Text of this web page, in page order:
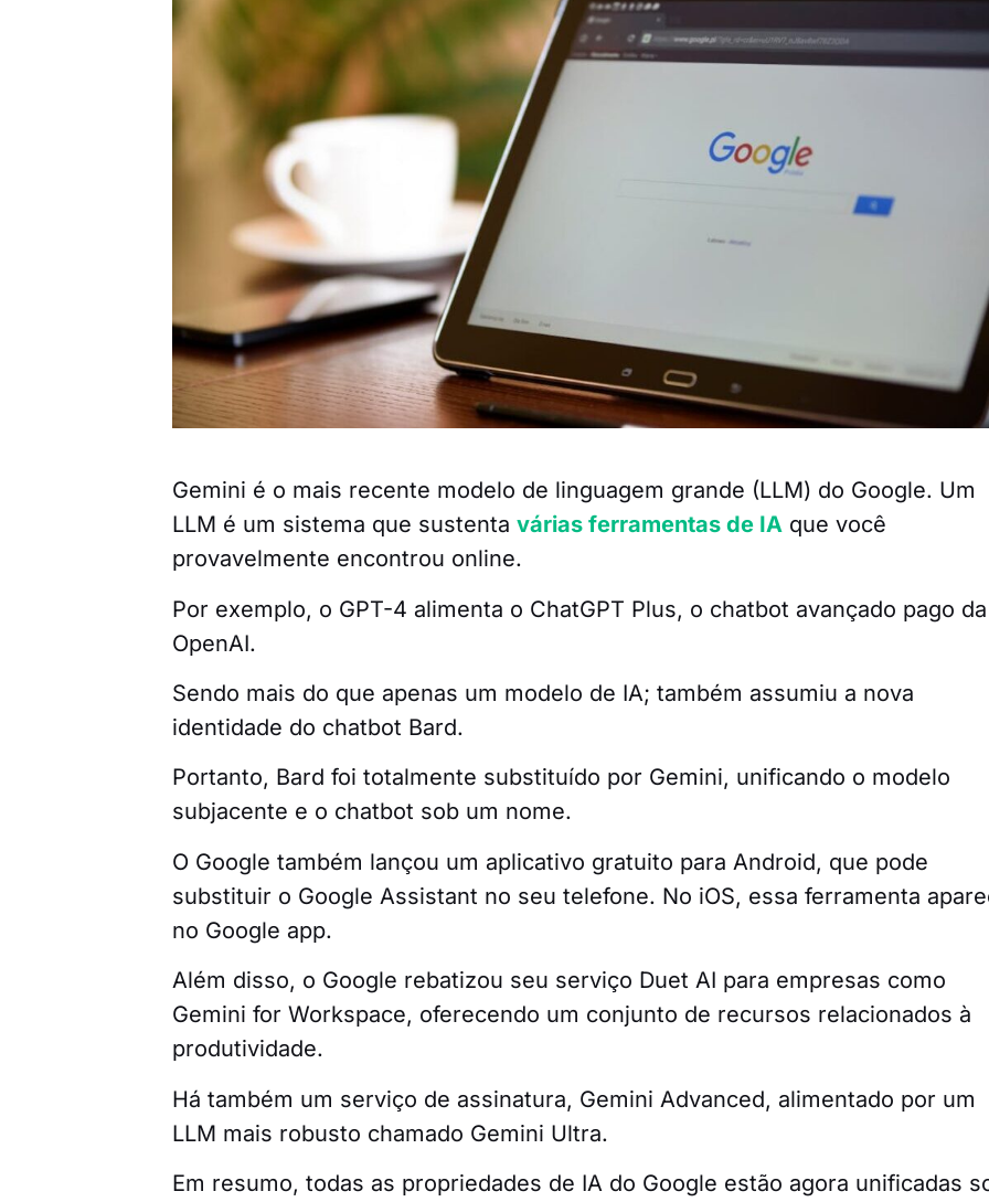
Gemini é o mais recente modelo de linguagem grande (LLM) do Google. Um
LLM é um sistema que sustentavárias ferramentas de IA que você
provavelmente encontrou online.
Por exemplo, o GPT-4 alimenta o ChatGPT Plus, o chatbot avançado pago da
OpenAI.
Sendo mais do que apenas um modelo de IA; também assumiu a nova
identidade do chatbot Bard.
Portanto, Bard foi totalmente substituído por Gemini, unificando o modelo
subjacente e o chatbot sob um nome.
O Google também lançou um aplicativo gratuito para Android, que pode
substituir o Google Assistant no seu telefone. No iOS, essa ferramenta
no Google app.
Além disso, o Google rebatizou seu serviço Duet AI para empresas como
Gemini for Workspace, oferecendo um conjunto de recursos relacionados à
produtividade.
Há também um serviço de assinatura, Gemini Advanced, alimentado por um
LLM mais robusto chamado Gemini Ultra.
Em resumo, todas as propriedades de IA do Google estão agora unificadas